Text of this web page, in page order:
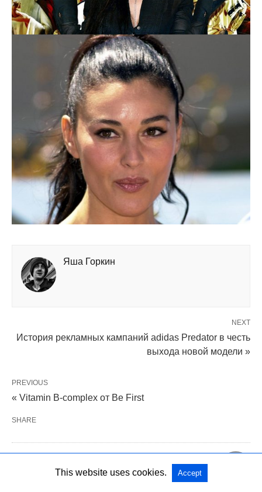
Яша Горкин
NEXT
История рекламных кампаний adidas Predator в честь
выхода новой модели »
PREVIOUS
« Vitamin B-complex от Be First
SHARE
Яша ГоркинThis website uses cookies. Accept